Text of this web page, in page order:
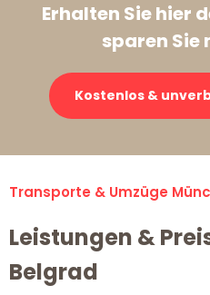
Erhalten Sie hier
sparen Sie
Kostenlos &
Transporte & Umzüge
Leistungen &
Belgrad